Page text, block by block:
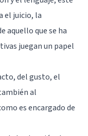
el juicio, la
aquello que se ha
juegan un papel
del gusto, el
al
es encargado de